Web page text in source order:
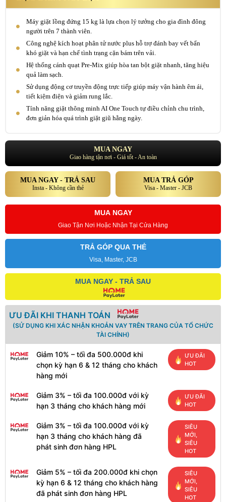
Máy giặt lồng đứng 15 kg là lựa chọn lý tưởng cho gia đình đông
người trên 7 thành viên.
Công nghệ kích hoạt phân tử nước plus hỗ trợ đánh bay vết bẩn
khó giặt và hạn chế tình trạng cặn bám trên vải.
Hệ thống cánh quạt Pre-Mix giúp hòa tan bột giặt nhanh, tăng hiệu
quả làm sạch.
Sử dụng động cơ truyền động trực tiếp giúp máy vận hành êm ái,
tiết kiệm điện và giảm rung lắc.
Tính năng giặt thông minh AI One Touch tự điều chỉnh chu trình,
đơn giản hóa quá trình giặt giũ hằng ngày.
MUA NGAY
Giao hàng tận nơi - Giá tốt - An toàn
MUA NGAY - TRẢ SAU
Insta - Không cần thẻ
MUA TRẢ GÓP
Visa - Master - JCB
MUA NGAY
Giao Tận Nơi Hoặc Nhận Tại Cửa Hàng
TRẢ GÓP QUA THẺ
Visa, Master, JCB
MUA NGAY - TRẢ SAU
ƯU ĐÃI KHI THANH TOÁN
(SỬ DỤNG KHI XÁC NHẬN KHOẢN VAY TRÊN TRANG CỦA TỔ CHỨC
TÀI CHÍNH)
Giảm 10% – tối đa 500.000đ khi
chọn kỳ hạn 6 & 12 tháng cho khách
hàng mới
ƯU ĐÃI
HOT
Giảm 3% – tối đa 100.000đ với kỳ
hạn 3 tháng cho khách hàng mới
ƯU ĐÃI
HOT
Giảm 3% – tối đa 100.000đ với kỳ
hạn 3 tháng cho khách hàng đã
phát sinh đơn hàng HPL
SIÊU
MỚI,
SIÊU
HOT
Giảm 5% – tối đa 200.000đ khi chọn
kỳ hạn 6 & 12 tháng cho khách hàng
đã phát sinh đơn hàng HPL
SIÊU
MỚI,
SIÊU
HOT